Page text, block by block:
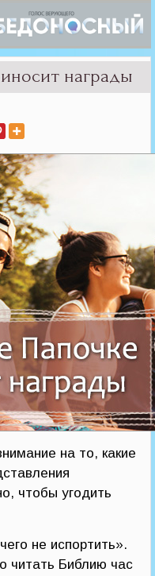
награды
на то, какие
чтобы угодить
не испортить».
читать Библию час